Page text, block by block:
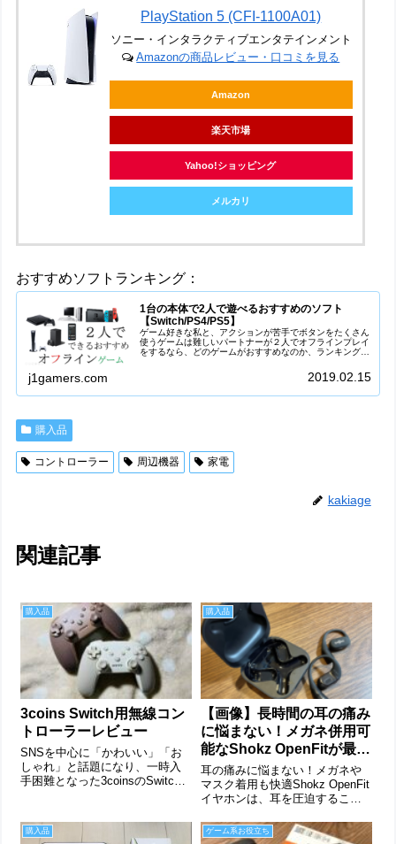
PlayStation 5 (CFI-1100A01)
ソニー・インタラクティブエンタテインメント
Amazonの商品レビュー・口コミを見る
Amazon
楽天市場
Yahoo!ショッピング
メルカリ
おすすめソフトランキング：
1台の本体で2人で遊べるおすすめのソフト
【Switch/PS4/PS5】
ゲーム好きな私と、アクションが苦手でボタンをたくさん
使うゲームは難しいパートナーが２人でオフラインプレイ
をするなら、どのゲームがおすすめなのか、ランキングを
j1gamers.com 2019.02.15
購入品
コントローラー 周辺機器 家電
kakiage
関連記事
購入品
3coins Switch用無線コン
トローラーレビュー
SNSを中心に「かわいい」「お
しゃれ」と話題になり、一時入
手困難となった3coinsのSwitch
直な感想を記したいと思いま
す。製品について 内容物：ワイ
購入品
【画像】長時間の耳の痛み
に悩まない！メガネ併用可
能なShokz OpenFitが最高
の「ながら作業」を実現
耳の痛みに悩まない！メガネや
マスク着用も快適Shokz OpenFit
イヤホンは、耳を圧迫すること
デザインが特徴です。本製品は
オープンイヤーであることに加
購入品 ゲーム系お役立ち